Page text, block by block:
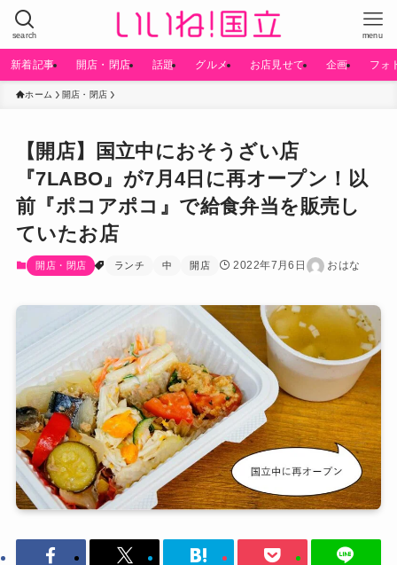
search menu
新着記事 開店・閉店 話題 グルメ お店見せて 企画 フォ
ホーム 開店・閉店
【開店】国立中におそうざい店
『7LABO』が7月4日に再オープン！以
前『ポコアポコ』で給食弁当を販売し
ていたお店
開店・閉店 ランチ 中 開店 2022年7月6日 おはな